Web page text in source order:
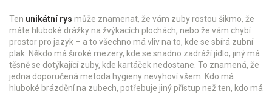
Ten unikátní rys může znamenat, že vám zuby rostou šikmo, že
máte hluboké drážky na žvýkacích plochách, nebo že vám chybí
prostor pro jazyk – a to všechno má vliv na to, kde se sbírá zubní
plak. Někdo má široké mezery, kde se snadno zadráží jídlo, jiný má
těsně se dotýkající zuby, kde kartáček nedostane. To znamená, že
jedna doporučená metoda hygieny nevyhoví všem. Kdo má
hluboké brázdění na zubech, potřebuje jiný přístup než ten, kdo má